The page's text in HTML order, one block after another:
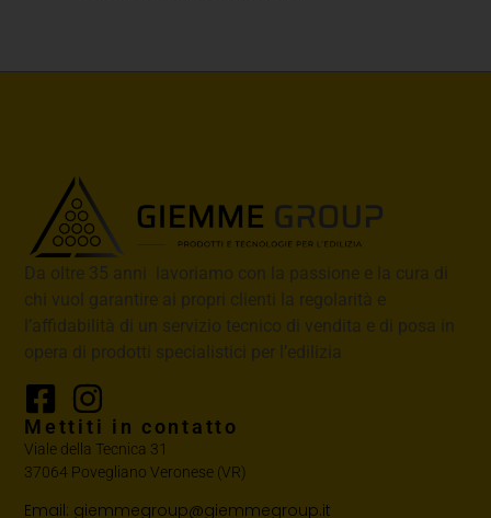
Da oltre 35 anni lavoriamo con la passione e la cura di
chi vuol garantire ai propri clienti la regolarità e
l’affidabilità di un servizio tecnico di vendita e di posa in
opera di prodotti specialistici per l’edilizia
Mettiti in contatto
Viale della Tecnica 31
37064 Povegliano Veronese (VR)
Email: giemmegroup@giemmegroup.it